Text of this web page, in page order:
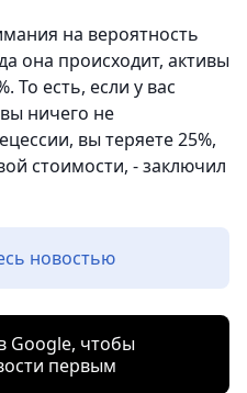
на вероятность
она происходит, активы
То есть, если у вас
ничего не
вы теряете 25%,
стоимости, - заключил
новостью
Google, чтобы
первым